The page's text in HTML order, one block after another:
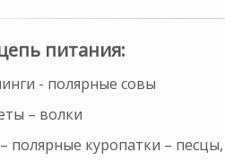
питания:
- полярные совы
– волки
полярные куропатки – песцы,